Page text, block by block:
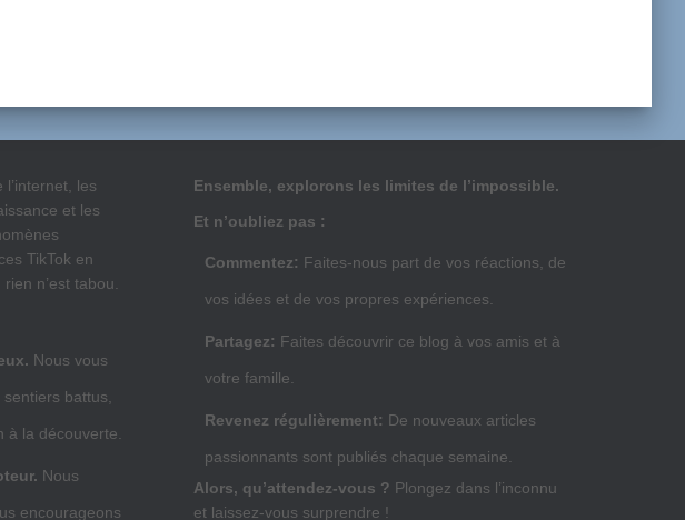
les
et les
TikTok en
n’est tabou.
Nous vous
battus,
à la découverte.
Nous
encourageons
Ensemble, explorons les limites de l’impossible.
Et n’oubliez pas :
Commentez: Faites-nous part de vos réactions, de
vos idées et de vos propres expériences.
Partagez: Faites découvrir ce blog à vos amis et à
votre famille.
Revenez régulièrement: De nouveaux articles
passionnants sont publiés chaque semaine.
Alors, qu’attendez-vous ? Plongez dans l’inconnu
et laissez-vous surprendre !